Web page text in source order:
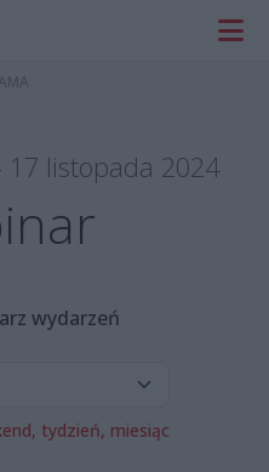
listopada 2024
wydarzeń
tydzień, miesiąc